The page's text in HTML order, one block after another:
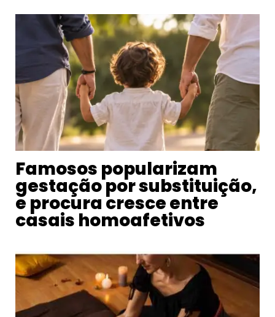
Famosos popularizam
gestação por substituição,
e procura cresce entre
casais homoafetivos